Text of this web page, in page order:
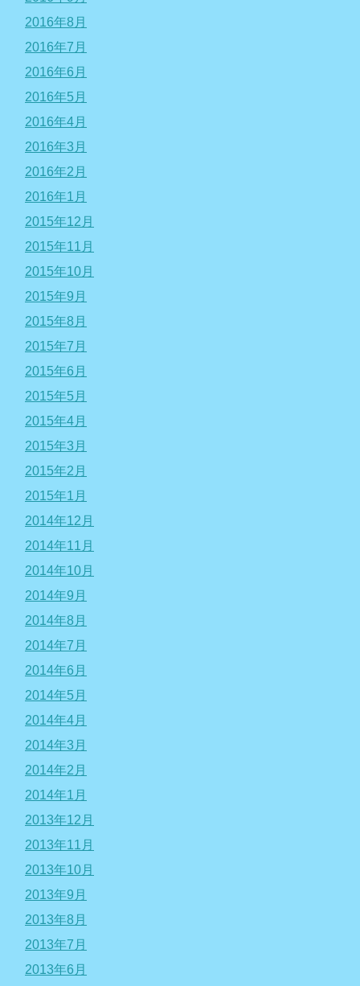
2016年8月
2016年7月
2016年6月
2016年5月
2016年4月
2016年3月
2016年2月
2016年1月
2015年12月
2015年11月
2015年10月
2015年9月
2015年8月
2015年7月
2015年6月
2015年5月
2015年4月
2015年3月
2015年2月
2015年1月
2014年12月
2014年11月
2014年10月
2014年9月
2014年8月
2014年7月
2014年6月
2014年5月
2014年4月
2014年3月
2014年2月
2014年1月
2013年12月
2013年11月
2013年10月
2013年9月
2013年8月
2013年7月
2013年6月